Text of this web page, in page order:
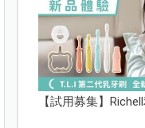
【試用募集】